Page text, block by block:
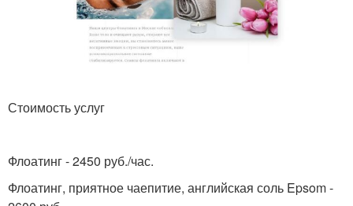
Стоимость услуг
Флоатинг - 2450 руб./час.
Флоатинг, приятное чаепитие, английская соль Epsom -